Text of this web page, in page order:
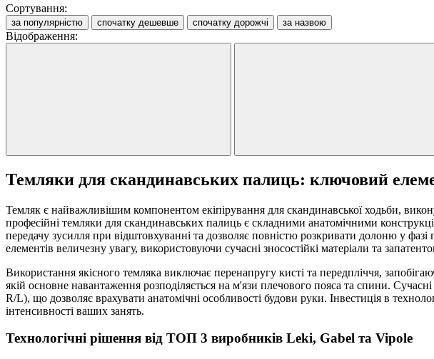
Сортування:
за популярністю спочатку дешевше спочатку дорожчі за назвою
Відображення:
Темляки для скандинавських палиць: ключовий
Темляк є найважливішим компонентом екіпірування для скандинавської ходьби,
професійні темляки для скандинавських палиць є складними анатомічними
передачу зусилля при відштовхуванні та дозволяє повністю розкривати долоню у
елементів величезну увагу, використовуючи сучасні зносостійкі матеріали та
Використання якісного темляка виключає перенапругу кисті та передпліччя,
якій основне навантаження розподіляється на м'язи плечового пояса та спини.
R/L), що дозволяє врахувати анатомічні особливості будови руки. Інвестиція в
інтенсивності ваших занять.
Технологічні рішення від ТОП 3 виробників Leki, Gabel та Vipole